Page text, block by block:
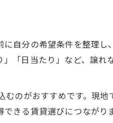
備の確認
ら確認
自分の希望条件を整理し
「日当たり」など、譲れ
のがおすすめです。現
きる賃貸選びにつながりま